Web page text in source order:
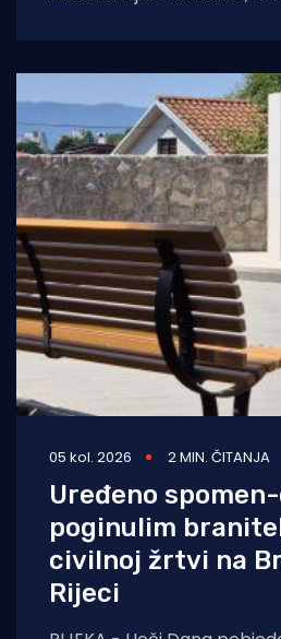
05 kol. 2026 2 MIN. ČITANJA
Uređeno
poginulim
civilnoj žrtvi na
Rijeci